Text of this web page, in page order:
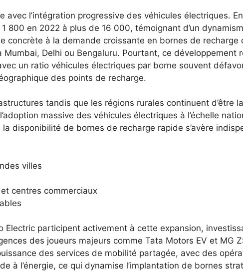
l’intégration progressive des véhicules électriques.
800 en 2022 à plus de 16 000, témoignant d’un
concrète à la demande croissante en bornes de recharge
Delhi ou Bengaluru. Pourtant, ce développement
un ratio véhicules électriques par borne souvent
des points de recharge.
tandis que les régions rurales continuent d’être
massive des véhicules électriques à l’échelle
disponibilité de bornes de recharge rapide s’avère
villes
centres commerciaux
Electric participent activement à cette expansion,
des joueurs majeurs comme Tata Motors EV et MG
des services de mobilité partagée, avec des
à l’énergie, ce qui dynamise l’implantation de bornes